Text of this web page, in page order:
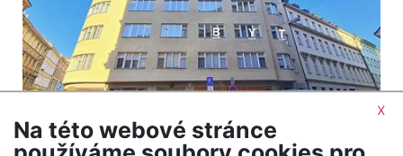
Apartment for sale / 3+kt (2 bedrooms) / 92 m
x
Na této webové stránce